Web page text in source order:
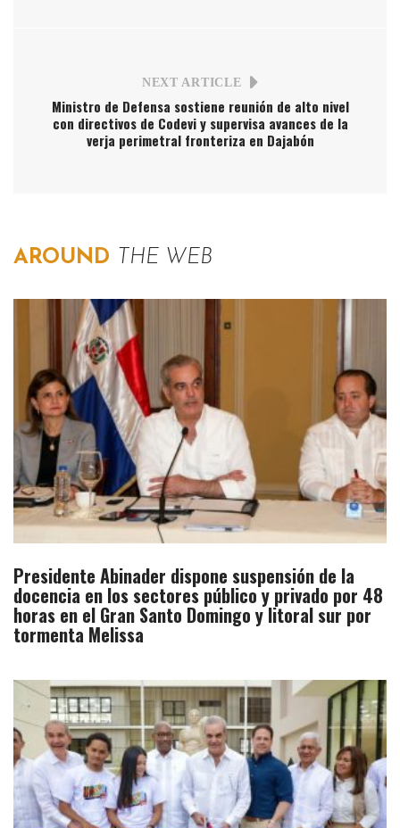
NEXT ARTICLE
Ministro de Defensa sostiene reunión de alto nivel
con directivos de Codevi y supervisa avances de la
verja perimetral fronteriza en Dajabón
AROUND THE WEB
Presidente Abinader dispone suspensión de la
docencia en los sectores público y privado por 48
horas en el Gran Santo Domingo y litoral sur por
tormenta Melissa